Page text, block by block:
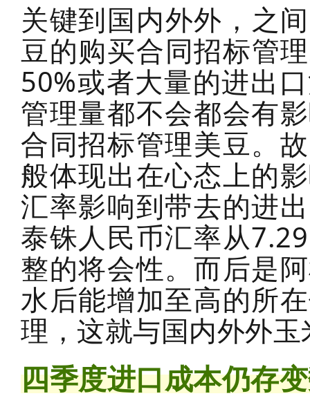
关键到国内外外，之
豆的购买合同招标管
50%或者大量的进出
管理量都不会都会有
合同招标管理美豆。
般体现出在心态上的
汇率影响到带去的进
泰铢人民币汇率从
整的将会性。而后是
水后能增加至高的所
理，这就与国内外外
四季度进口成本仍存